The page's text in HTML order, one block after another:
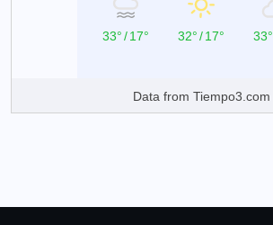
33°/17° 32°/17° 33°
Data from Tiempo3.com